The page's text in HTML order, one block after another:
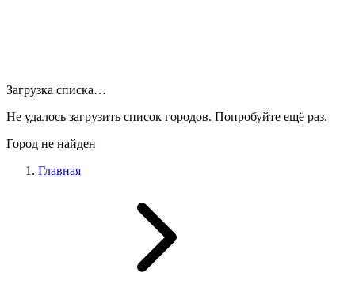
Загрузка списка…
Не удалось загрузить список городов. Попробуйте ещё раз.
Город не найден
Главная